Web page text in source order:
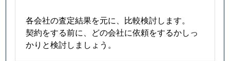
各会社の査定結果を元に、比較検討します。
契約をする前に、どの会社に依頼をするかしっ
かりと検討しましょう。